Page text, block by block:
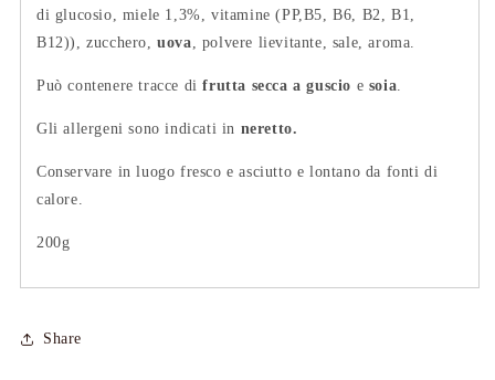
di glucosio, miele 1,3%, vitamine (PP,B5, B6, B2, B1,
B12)), zucchero,uova , polvere lievitante, sale, aroma.
Può contenere tracce difrutta secca a guscio e soia
Gli allergeni sono indicati in neretto.
Conservare in luogo fresco e asciutto e lontano da fonti di
calore.
200g
Share